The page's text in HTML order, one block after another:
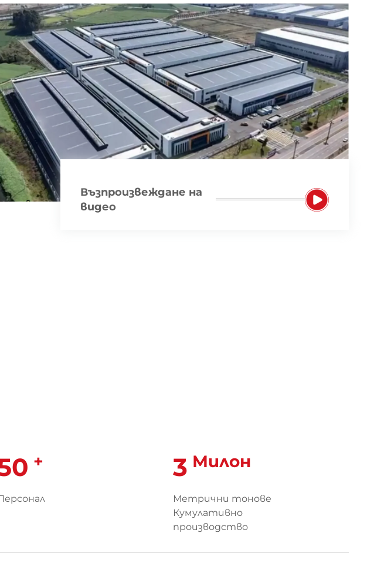
Възпроизвеждане на
видео
+ 3 Милон
Метрични тонове
Кумулативно
производство